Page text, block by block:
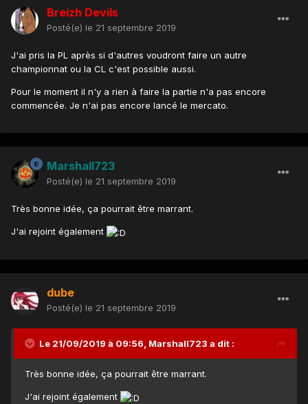
Breizh Devils
Posté(e) le 21 septembre 2019
J'ai pris la PL après si d'autres voudront faire un autre
championnat ou la CL c'est possible aussi.
Pour le moment il n'y a rien à faire la partie n'a pas encore
commencée. Je n'ai pas encore lancé le mercato.
Marshall723
Posté(e) le 21 septembre 2019
Très bonne idée, ça pourrait être marrant.
J'ai rejoint également
dube
Posté(e) le 21 septembre 2019
Le 21/09/2019 à 09:56, Marshall723 a dit :
Très bonne idée, ça pourrait être marrant.
J'ai rejoint également